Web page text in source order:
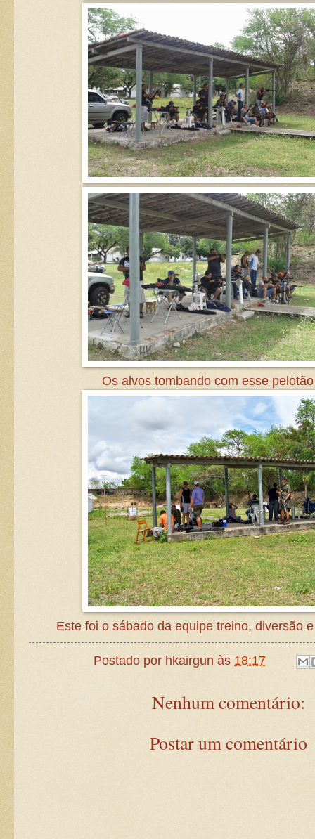
Os alvos tombando com esse
Este foi o sábado da equipe treino, diversão
Postado por hkairgun às 18:17
Nenhum comentário:
Postar um comentário